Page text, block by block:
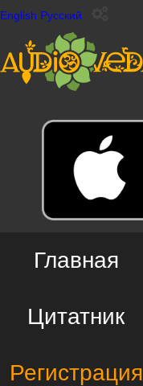
English Русский
Главная
Цитатник
Регистрация